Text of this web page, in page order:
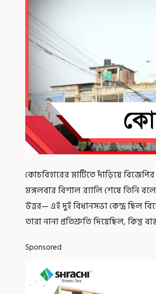
কোচবিহারের মাটিতে দাঁড়িয়ে
মঙ্গলবার বিশাল র‍্যালি শেষে তিনি
উত্তর— এই দুই বিধানসভা কেন্দ্র ছিল
তারা নানা প্রতিশ্রুতি দিয়েছিল, কিন্তু
Sponsored